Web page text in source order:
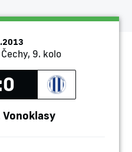
9. kolo
Vonoklasy